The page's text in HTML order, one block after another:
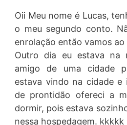
Oii Meu nome é Lucas,
o meu segundo conto.
enrolação então vamos
Outro dia eu estava na
amigo de uma cidade
estava vindo na cidade e
de prontidão ofereci a
dormir, pois estava
nessa hospedagem. kkkkk